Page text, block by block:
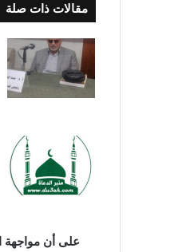
مقالات ذات صلة
على أن مواجهة